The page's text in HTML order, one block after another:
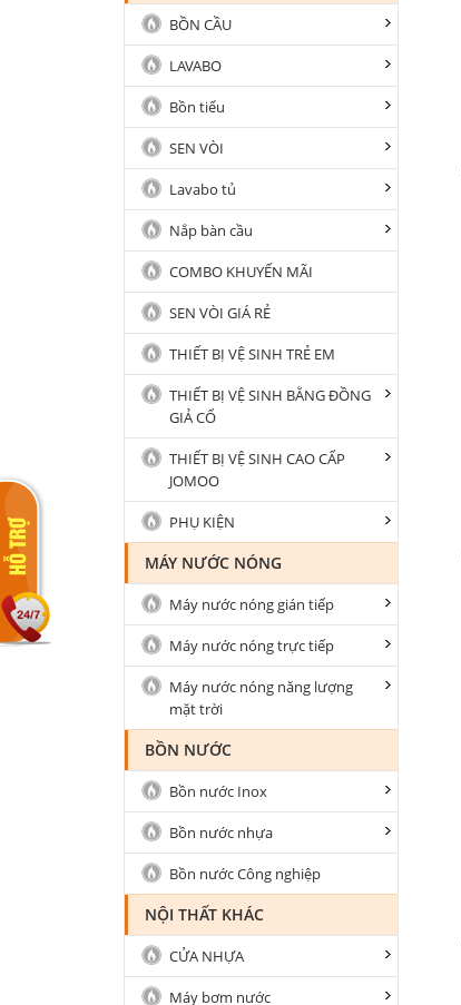
BỒN CẦU
LAVABO
Bồn tiểu
SEN VÒI
Lavabo tủ
Nắp bàn cầu
COMBO KHUYẾN MÃI
SEN VÒI GIÁ RẺ
THIẾT BỊ VỆ SINH TRẺ EM
THIẾT BỊ VỆ SINH BẰNG ĐỒNG
GIẢ CỔ
THIẾT BỊ VỆ SINH CAO CẤP
JOMOO
PHỤ KIỆN
MÁY NƯỚC NÓNG
Máy nước nóng gián tiếp
Máy nước nóng trực tiếp
Máy nước nóng năng lượng
mặt trời
BỒN NƯỚC
Bồn nước Inox
Bồn nước nhựa
Bồn nước Công nghiệp
NỘI THẤT KHÁC
CỬA NHỰA
Máy bơm nước